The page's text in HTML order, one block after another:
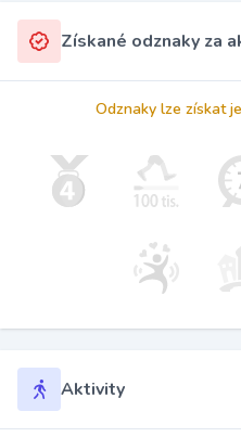
Získané odznaky za
Odznaky lze získat
Aktivity